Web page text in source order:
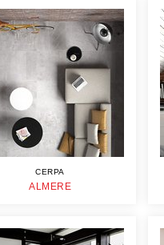
CERPA
ALMERE